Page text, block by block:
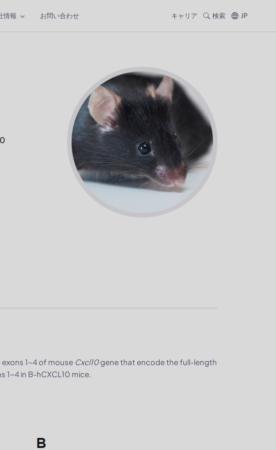
情報 お問い合わせ キャリア 検索 JP
exons 1~4 of mouse Cxcl10gene that encode the full-length
1~4 in B-hCXCL10 mice.